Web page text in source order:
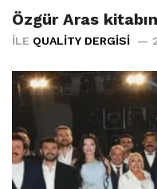
Özgür Aras
İLE QUALITY DERGISI